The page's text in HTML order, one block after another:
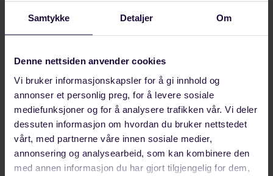
Samtykke Detaljer Om
Denne nettsiden anvender cookies
Vi bruker informasjonskapsler for å gi innhold og
annonser et personlig preg, for å levere sosiale
mediefunksjoner og for å analysere trafikken vår. Vi deler
dessuten informasjon om hvordan du bruker nettstedet
vårt, med partnerne våre innen sosiale medier,
annonsering og analysearbeid, som kan kombinere den
med annen informasjon du har gjort tilgjengelig for dem,
Helgeland
Framtidens industriarbeidsplasser sto på agendaen
da Forbundet Styrke inviterte Michael Vassiliadis,
leder for tyske IGBCE og president i IndustriAll
Europe,…
LANDINDUSTRI